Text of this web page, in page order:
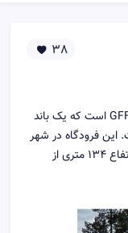
38
فرودگاه گریفیز یک فرودگاه همگانی با کد یاتا GFF است که یک باند
طول باند آن ۱۷۰۴ متر است. این فرودگاه در شهر
گریفیت، استرالیا کشور استرالیا قرار دارد و در ارتفاع ۱۳۴ متری از